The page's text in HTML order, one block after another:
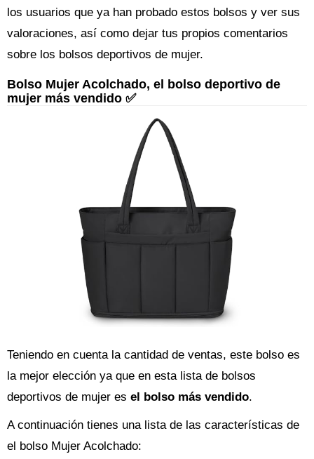
los usuarios que ya han probado estos bolsos y ver sus
valoraciones, así como dejar tus propios comentarios
sobre los bolsos deportivos de mujer.
Bolso Mujer Acolchado, el bolso deportivo de
mujer más vendido ✅
Teniendo en cuenta la cantidad de ventas, este bolso es
la mejor elección ya que en esta lista de bolsos
deportivos de mujer es el bolso más vendido.
A continuación tienes una lista de las características de
el bolso Mujer Acolchado: